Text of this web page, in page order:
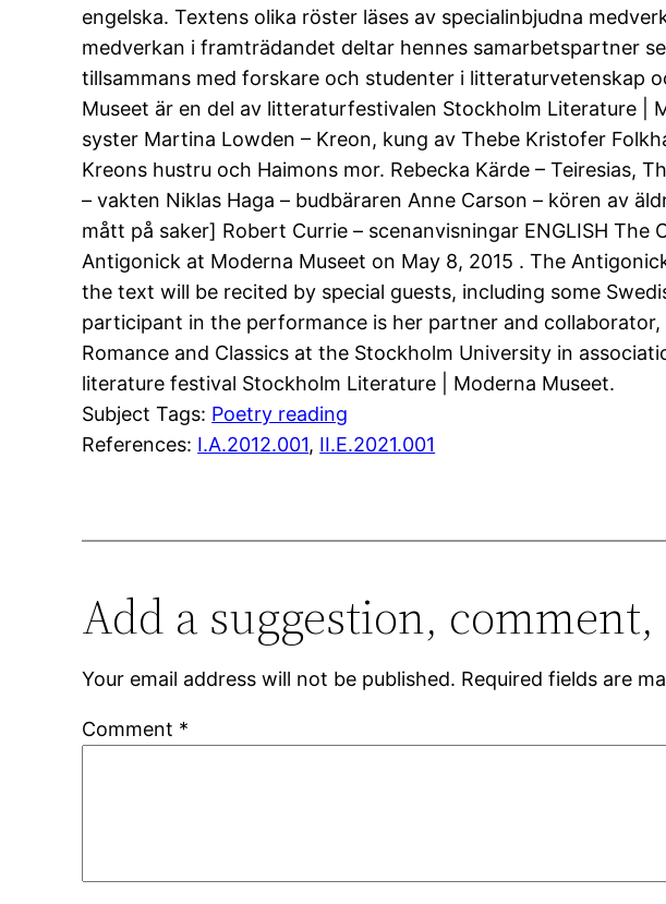
engelska. Textens olika röster läses av specialinbjudna
medverkan i framträdandet deltar hennes samarbetspartner
tillsammans med forskare och studenter i litteraturvetenskap
Museet är en del av litteraturfestivalen Stockholm Literature |
syster Martina Lowden – Kreon, kung av Thebe Kristofer
Kreons hustru och Haimons mor. Rebecka Kärde – Teiresias,
– vakten Niklas Haga – budbäraren Anne Carson – kören av
mått på saker] Robert Currie – scenanvisningar ENGLISH
Antigonick at Moderna Museet on May 8, 2015 . The
the text will be recited by special guests, including some
participant in the performance is her partner and
Romance and Classics at the Stockholm University in
literature festival Stockholm Literature | Moderna Museet.
Subject Tags: Poetry reading
References: I.A.2012.001, II.E.2021.001
Add a suggestion,
Your email address will not be published. Required fields are
Comment *